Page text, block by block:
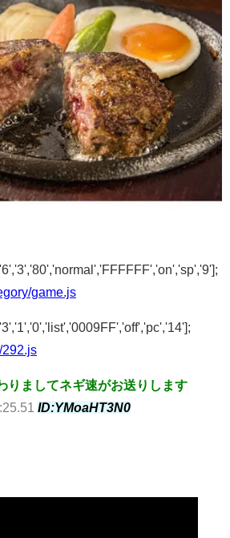
game.js
292.js
りましてネギ速がお送りします
ID:YMoaHT3N0